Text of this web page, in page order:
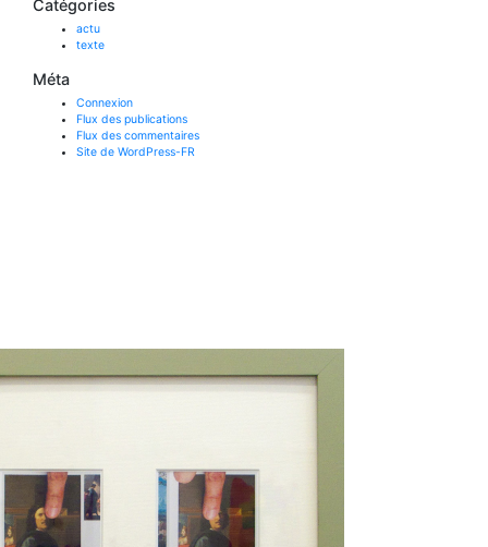
Catégories
actu
texte
Méta
Connexion
Flux des publications
Flux des commentaires
Site de WordPress-FR